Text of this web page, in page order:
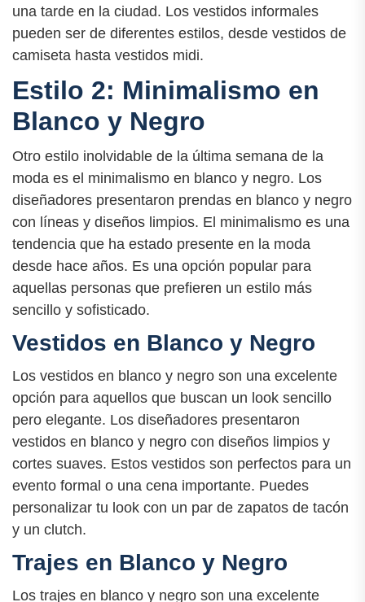
una tarde en la ciudad. Los vestidos informales
pueden ser de diferentes estilos, desde vestidos de
camiseta hasta vestidos midi.
Estilo 2: Minimalismo en
Blanco y Negro
Otro estilo inolvidable de la última semana de la
moda es el minimalismo en blanco y negro. Los
diseñadores presentaron prendas en blanco y negro
con líneas y diseños limpios. El minimalismo es una
tendencia que ha estado presente en la moda
desde hace años. Es una opción popular para
aquellas personas que prefieren un estilo más
sencillo y sofisticado.
Vestidos en Blanco y Negro
Los vestidos en blanco y negro son una excelente
opción para aquellos que buscan un look sencillo
pero elegante. Los diseñadores presentaron
vestidos en blanco y negro con diseños limpios y
cortes suaves. Estos vestidos son perfectos para un
evento formal o una cena importante. Puedes
personalizar tu look con un par de zapatos de tacón
y un clutch.
Trajes en Blanco y Negro
Los trajes en blanco y negro son una excelente